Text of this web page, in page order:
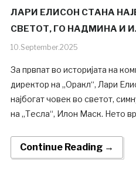
ЛАРИ ЕЛИСОН СТАНА
СВЕТОТ, ГО НАДМИНА И
10.September.2025
За првпат во историјата на
директор на „Оракл“, Лари
најбогат човек во светот,
на „Тесла“, Илон Маск. Нето
Continue Reading →